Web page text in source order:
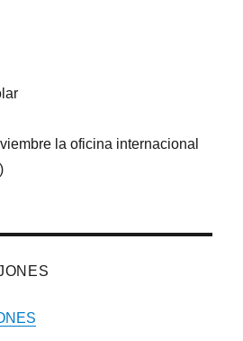
la oficina internacional